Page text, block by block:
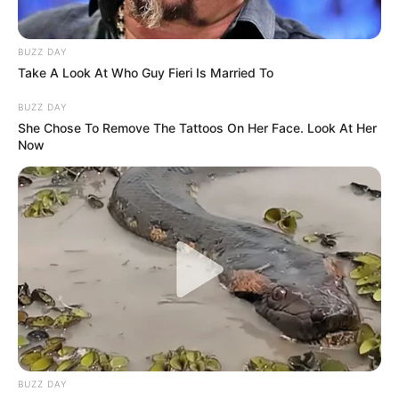
ГАРЯЧI ПОДІЇ
До $20 тисяч за «списання»: на
Закарпатті розслідують схему з
військовозобов’язаними —
підозри отримали екскерівники
07.08.2026
У Ясінянській громаді відкрили
черговий простір
психологічної підтримки (фото)
06.08.2026
BUZZ DAY
Take A Look At Who Guy Fieri Is Married To
BUZZ DAY
She Chose To Remove The Tattoos On Her Face. Look At Her
Now
BUZZ DAY